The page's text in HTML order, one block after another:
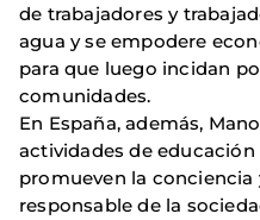
de trabajadores y
agua y se empodere
para que luego incidan
comunidades.
En España, además,
actividades de
promueven la
responsable de la